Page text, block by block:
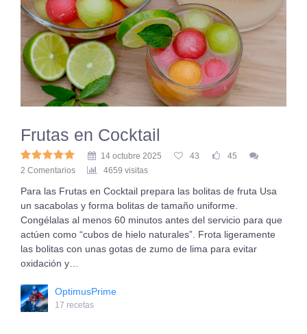
Frutas en Cocktail
14 octubre 2025 43
45
2 Comentarios
4659 visitas
Para las Frutas en Cocktail prepara las bolitas de fruta Usa
un sacabolas y forma bolitas de tamaño uniforme.
Congélalas al menos 60 minutos antes del servicio para que
actúen como “cubos de hielo naturales”. Frota ligeramente
las bolitas con unas gotas de zumo de lima para evitar
oxidación y…
OptimusPrime
17 recetas